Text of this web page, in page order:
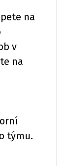
na
v
na
týmu.